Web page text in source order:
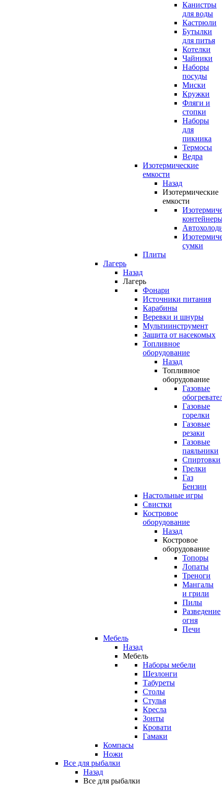
Канистры
для воды
Кастрюли
Бутылки
для питья
Котелки
Чайники
Наборы
посуды
Миски
Кружки
Фляги и
стопки
Наборы
для
пикника
Термосы
Ведра
Изотермические
емкости
Назад
Изотермические
емкости
сумки
Плиты
Лагерь
Назад
Лагерь
Фонари
Источники питания
Карабины
Веревки и шнуры
Мультиинструмент
Защита от насекомых
Топливное
оборудование
Назад
Топливное
оборудование
Газовые
Газовые
горелки
Газовые
резаки
Газовые
паяльники
Спиртовки
Грелки
Газ
Бензин
Настольные игры
Свистки
Костровое
оборудование
Назад
Костровое
оборудование
Топоры
Лопаты
Треноги
Мангалы
и грили
Пилы
Разведение
огня
Печи
Мебель
Назад
Мебель
Наборы мебели
Шезлонги
Табуреты
Столы
Стулья
Кресла
Зонты
Кровати
Гамаки
Компасы
Ножи
Все для рыбалки
Назад
Все для рыбалки